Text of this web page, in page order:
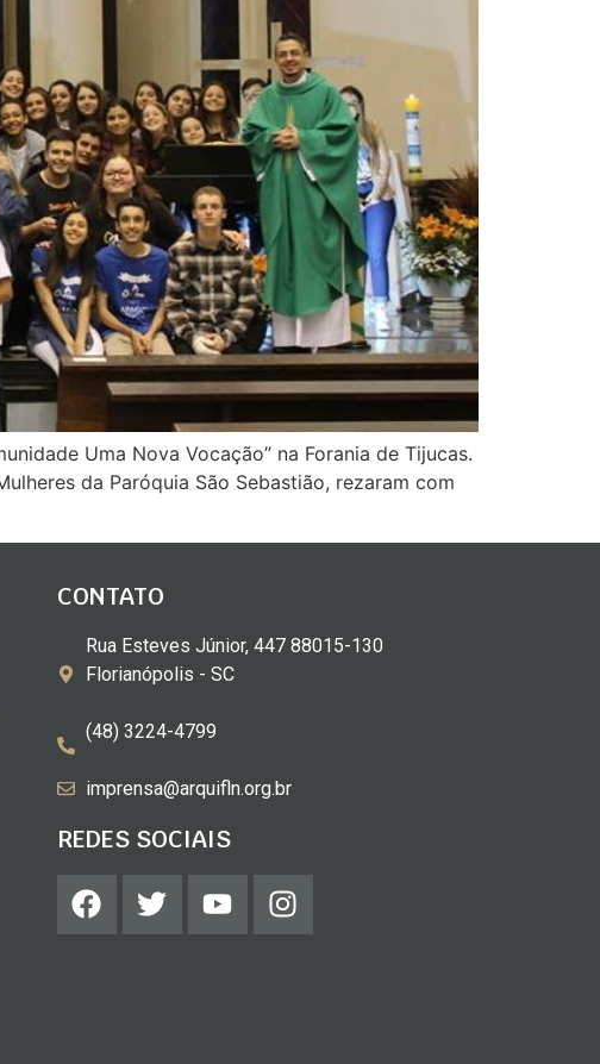
Uma Nova Vocação” na Forania de Tijucas.
da Paróquia São Sebastião, rezaram com
CONTATO
Rua Esteves Júnior, 447 88015-130
Florianópolis - SC
(48) 3224-4799
imprensa@arquifln.org.br
REDES SOCIAIS